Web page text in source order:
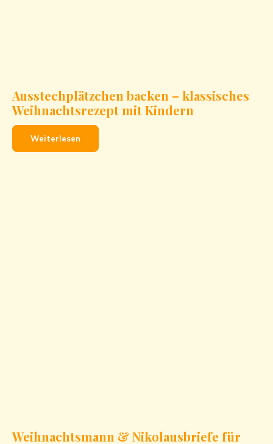
Ausstechplätzchen backen – klassisches
Weihnachtsrezept mit Kindern
Weiterlesen
Weihnachtsmann & Nikolausbriefe für